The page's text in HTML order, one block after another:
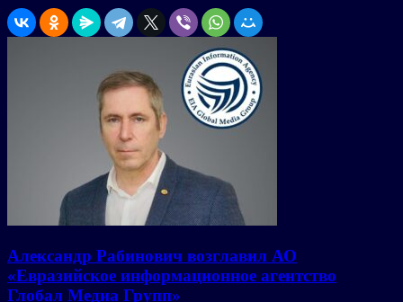
Александр Рабинович возглавил АО
«Евразийское информационное агентство
Глобал Медиа Групп»